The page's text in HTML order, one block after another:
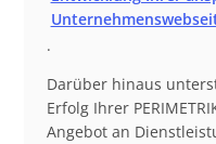
.
Darüber hinaus
Erfolg Ihrer
Angebot an